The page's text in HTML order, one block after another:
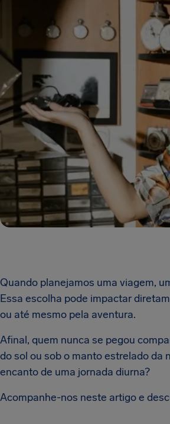
Quando planejamos uma viagem,
Essa escolha pode impactar
ou até mesmo pela aventura.
Afinal, quem nunca se pegou
do sol ou sob o manto estrelado da
encanto de uma jornada diurna?
Acompanhe-nos neste artigo e